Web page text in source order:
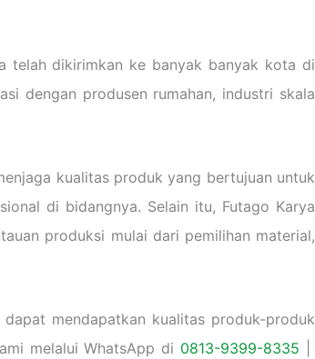
telah dikirimkan ke banyak banyak kota di
dengan produsen rumahan, industri skala
kualitas produk yang bertujuan untuk
di bidangnya. Selain itu, Futago Karya
produksi mulai dari pemilihan material,
mendapatkan kualitas produk-produk
melalui WhatsApp di 0813-9399-8335